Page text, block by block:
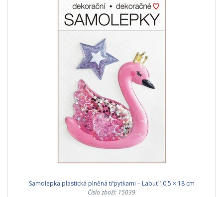
Samolepka plastická plněná třpytkami – Labuť 10,5 × 18 cm
Číslo zboží: 15039